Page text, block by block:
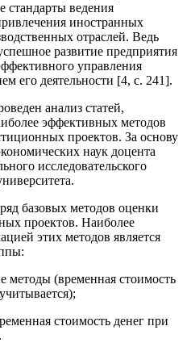
стандарты ведения
иностранных
отраслей. Ведь
развитие предприятия
управления
его деятельности [4, с. 241].
анализ статей,
эффективных методов
проектов. За основу
наук доцента
исследовательского
базовых методов оценки
проектов. Наиболее
этих методов является
методы (временная стоимость
стоимость денег при